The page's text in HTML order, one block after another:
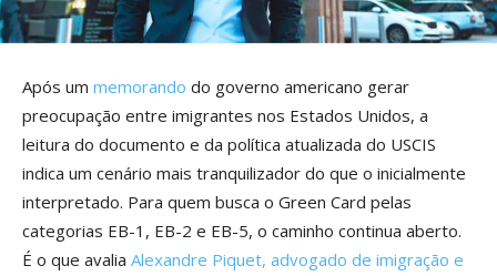
Após um memorando do governo americano gerar
preocupação entre imigrantes nos Estados Unidos, a
leitura do documento e da política atualizada do USCIS
indica um cenário mais tranquilizador do que o inicialmente
interpretado. Para quem busca o Green Card pelas
categorias EB-1, EB-2 e EB-5, o caminho continua aberto.
É o que avalia Alexandre Piquet, advogado de imigração e